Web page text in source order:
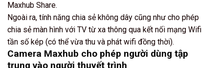
Maxhub Share.
Ngoài ra, tính năng chia sẻ không dây cũng như cho phép
chia sẻ màn hình với TV từ xa thông qua kết nối mạng Wifi
tần số kép (có thể vừa thu và phát wifi đồng thời).
Camera Maxhub cho phép người dùng tập
trung vào người thuyết trình